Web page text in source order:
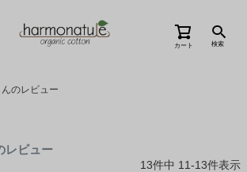
カート 検索
のレビュー
レビュー
13件中 11-13件表示